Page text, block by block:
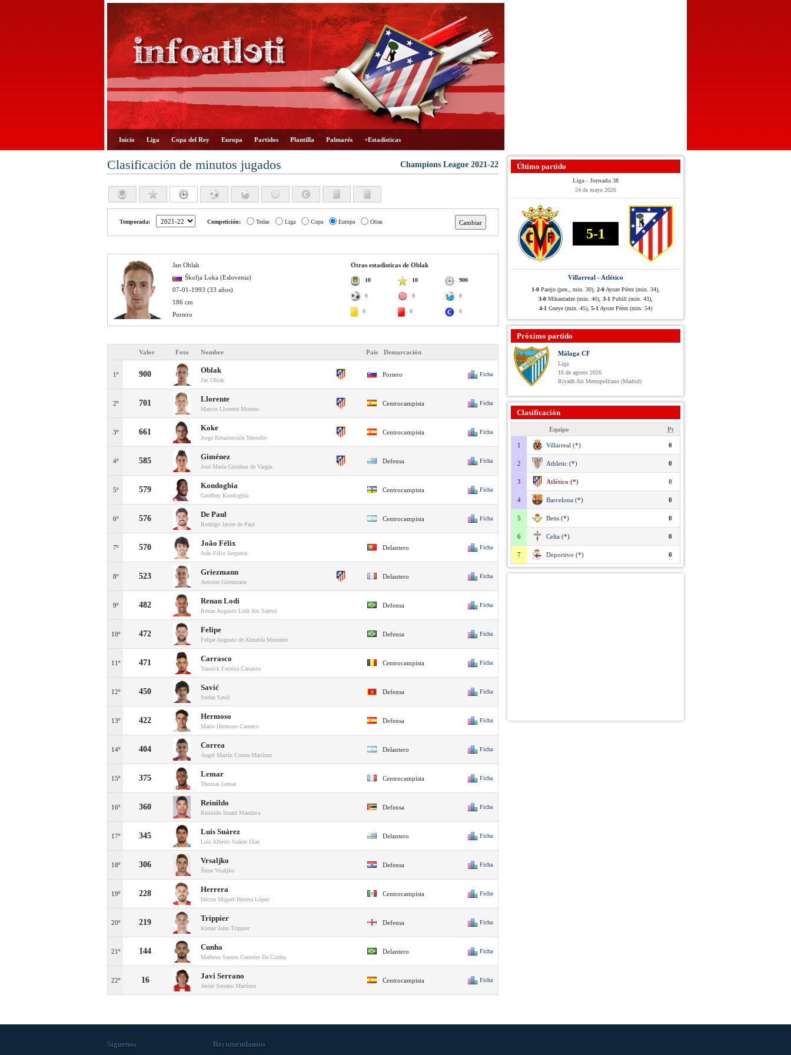
Inicio Liga Copa del Rey Europa Partidos Plantilla Palmarés +Estadísticas
Clasificación de minutos jugados Champions League 2021-22
Temporada: Competición: Todas Liga Copa Europa Otras
Otras estadísticas de Oblak
10 10 900
0 0 0
0 0 0
Jan Oblak
Škofja Loka (Eslovenia)
07-01-1993 (33 años)
186 cm
Portero
Valor Foto Nombre País Demarcación
1º 900 Oblak
Jan Oblak
Portero Ficha
2º 701 Llorente
Marcos Llorente Moreno
Centrocampista Ficha
3º 661 Koke
Jorge Resurrección Merodio
Centrocampista Ficha
4º 585 Giménez
José María Giménez de Vargas
Defensa Ficha
5º 579 Kondogbia
Geoffrey Kondogbia
Centrocampista Ficha
6º 576 De Paul
Rodrigo Javier de Paul
Centrocampista Ficha
7º 570 João Félix
João Félix Sequeira
Delantero Ficha
8º 523 Griezmann
Antoine Griezmann
Delantero Ficha
9º 482 Renan Lodi
Renan Augusto Lodi dos Santos
Defensa Ficha
10º 472 Felipe
Felipe Augusto de Almeida Monteiro
Defensa Ficha
11º 471 Carrasco
Yannick Ferreira Carrasco
Centrocampista Ficha
12º 450 Savić
Stefan Savić
Defensa Ficha
13º 422 Hermoso
Mario Hermoso Canseco
Defensa Ficha
14º 404 Correa
Ángel Martín Correa Martínez
Delantero Ficha
15º 375 Lemar
Thomas Lemar
Centrocampista Ficha
16º 360 Reinildo
Reinildo Isnard Mandava
Defensa Ficha
17º 345 Luis Suárez
Luis Alberto Suárez Díaz
Delantero Ficha
18º 306 Vrsaljko
Šime Vrsaljko
Defensa Ficha
19º 228 Herrera
Héctor Miguel Herrera López
Centrocampista Ficha
20º 219 Trippier
Kieran John Trippier
Defensa Ficha
21º 144 Cunha
Matheus Santos Carneiro Da Cunha
Delantero Ficha
22º 16 Javi Serrano
Javier Serrano Martínez
Centrocampista Ficha
Último partido
Liga - Jornada 38
24 de mayo 2026
5-1
Villarreal - Atlético
1-0 Parejo (pen., min. 30), 2-0 Ayoze Pérez (min. 34),
3-0 Mikautadze (min. 40), 3-1 Pubill (min. 43),
4-1 Gueye (min. 45), 5-1 Ayoze Pérez (min. 54)
Próximo partido
Málaga CF
Liga
16 de agosto 2026
Riyadh Air Metropolitano (Madrid)
Clasificación
Equipo Pt
1 Villarreal (*) 0
2 Athletic (*) 0
3 Atlético (*) 0
4 Barcelona (*) 0
5 Betis (*) 0
6 Celta (*) 0
7 Deportivo (*) 0
Síguenos Recomendamos